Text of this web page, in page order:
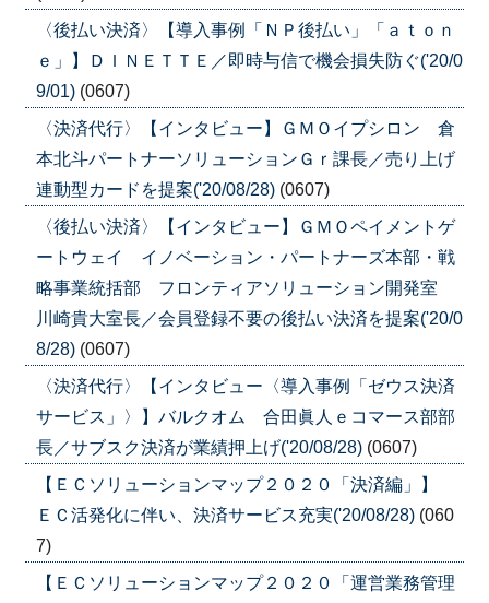
〈後払い決済〉【導入事例「ＮＰ後払い」「ａｔｏｎ
ｅ」】ＤＩＮＥＴＴＥ／即時与信で機会損失防ぐ('20/0
9/01) (0607)
〈決済代行〉【インタビュー】ＧＭＯイプシロン 倉
本北斗パートナーソリューションＧｒ課長／売り上げ
連動型カードを提案('20/08/28) (0607)
〈後払い決済〉【インタビュー】ＧＭＯペイメントゲ
ートウェイ イノベーション・パートナーズ本部・戦
略事業統括部 フロンティアソリューション開発室
川崎貴大室長／会員登録不要の後払い決済を提案('20/0
8/28) (0607)
〈決済代行〉【インタビュー〈導入事例「ゼウス決済
サービス」〉】バルクオム 合田眞人ｅコマース部部
長／サブスク決済が業績押上げ('20/08/28) (0607)
【ＥＣソリューションマップ２０２０「決済編」】
ＥＣ活発化に伴い、決済サービス充実('20/08/28) (060
7)
【ＥＣソリューションマップ２０２０「運営業務管理